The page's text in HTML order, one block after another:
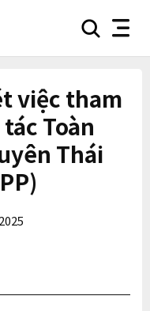
searchnav
việc tham
Toàn
Thái